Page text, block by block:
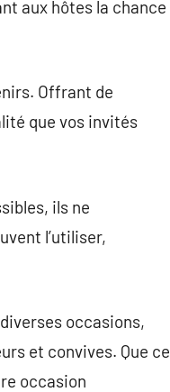
aux hôtes la chance
Offrant de
que vos invités
ils ne
l’utiliser,
occasions,
et convives. Que ce
occasion